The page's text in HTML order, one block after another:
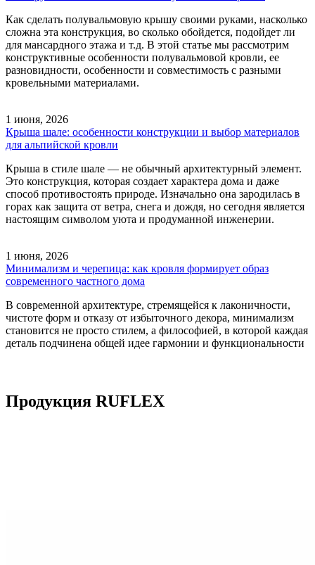
Как сделать полувальмовую крышу своими руками, насколько
сложна эта конструкция, во сколько обойдется, подойдет ли
для мансардного этажа и т.д. В этой статье мы рассмотрим
конструктивные особенности полувальмовой кровли, ее
разновидности, особенности и совместимость с разными
кровельными материалами.
1 июня, 2026
Крыша шале: особенности конструкции и выбор материалов
для альпийской кровли
Крыша в стиле шале — не обычный архитектурный элемент.
Это конструкция, которая создает характера дома и даже
способ противостоять природе. Изначально она зародилась в
горах как защита от ветра, снега и дождя, но сегодня является
настоящим символом уюта и продуманной инженерии.
1 июня, 2026
Минимализм и черепица: как кровля формирует образ
современного частного дома
В современной архитектуре, стремящейся к лаконичности,
чистоте форм и отказу от избыточного декора, минимализм
становится не просто стилем, а философией, в которой каждая
деталь подчинена общей идее гармонии и функциональности
Продукция RUFLEX